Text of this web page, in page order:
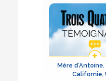
Mère
Californie,